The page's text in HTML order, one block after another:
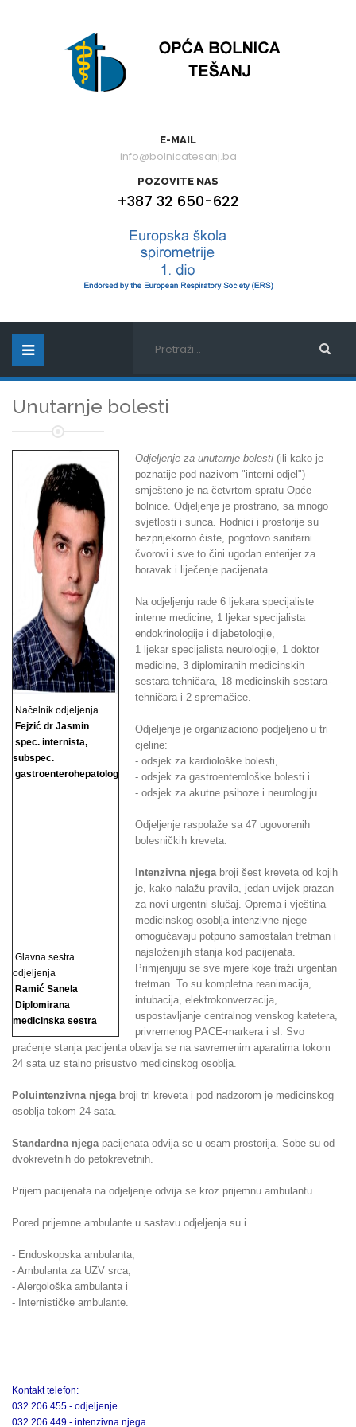
E-MAIL
info@bolnicatesanj.ba
POZOVITE NAS
+387 32 650-622
Unutarnje bolesti
Načelnik odjeljenja
Fejzić dr Jasmin
spec. internista,
subspec.
gastroenterohepatolog
Glavna sestra
odjeljenja
Ramić Sanela
Diplomirana
medicinska sestra
Odjeljenje za unutarnje bolesti (ili kako je
poznatije pod nazivom "interni odjel")
smješteno je na četvrtom spratu Opće
bolnice. Odjeljenje je prostrano, sa mnogo
svjetlosti i sunca. Hodnici i prostorije su
bezprijekorno čiste, pogotovo sanitarni
čvorovi i sve to čini ugodan enterijer za
boravak i liječenje pacijenata.
Na odjeljenju rade 6 ljekara specijaliste
interne medicine, 1 ljekar specijalista
endokrinologije i dijabetologije,
1 ljekar specijalista neurologije, 1 doktor
medicine, 3 diplomiranih medicinskih
sestara-tehničara, 18 medicinskih sestara-
tehničara i 2 spremačice.
Odjeljenje je organizaciono podjeljeno u tri
cjeline:
- odsjek za kardiološke bolesti,
- odsjek za gastroenterološke bolesti i
- odsjek za akutne psihoze i neurologiju.
Odjeljenje raspolaže sa 47 ugovorenih
bolesničkih kreveta.
Intenzivna njegabroji šest kreveta od kojih
je, kako nalažu pravila, jedan uvijek prazan
za novi urgentni slučaj. Oprema i vještina
medicinskog osoblja intenzivne njege
omogućavaju potpuno samostalan tretman i
najsloženijih stanja kod pacijenata.
Primjenjuju se sve mjere koje traži urgentan
tretman. To su kompletna reanimacija,
intubacija, elektrokonverzacija,
uspostavljanje centralnog venskog katetera,
privremenog PACE-markera i sl. Svo
praćenje stanja pacijenta obavlja se na savremenim aparatima tokom
24 sata uz stalno prisustvo medicinskog osoblja.
Poluintenzivna njegabroji tri kreveta i pod nadzorom je medicinskog
osoblja tokom 24 sata.
Standardna njegapacijenata odvija se u osam prostorija. Sobe su od
dvokrevetnih do petokrevetnih.
Prijem pacijenata na odjeljenje odvija se kroz prijemnu ambulantu.
Pored prijemne ambulante u sastavu odjeljenja su i
- Endoskopska ambulanta,
- Ambulanta za UZV srca,
- Alergološka ambulanta i
- Internističke ambulante.
Kontakt telefon:
032 206 455 - odjeljenje
032 206 449 - intenzivna njega